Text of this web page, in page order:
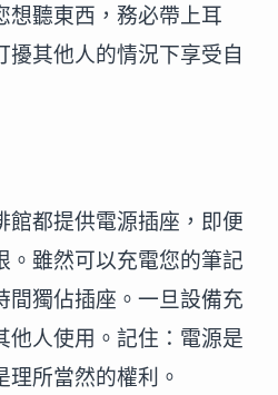
想聽東西，務必帶上耳
擾其他人的情況下享受自
館都提供電源插座，即便
。雖然可以充電您的筆記
間獨佔插座。一旦設備充
他人使用。記住：電源是
所當然的權利。